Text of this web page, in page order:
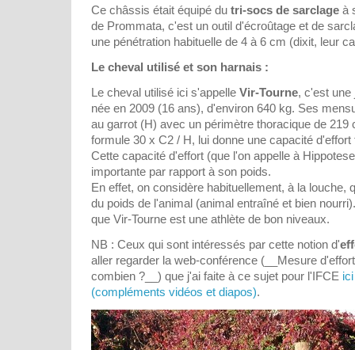
Ce châssis était équipé du tri-socs de sarclage à
de Prommata, c'est un outil d'écroûtage et de
une pénétration habituelle de 4 à 6 cm (dixit, leur
Le cheval utilisé et son harnais :
Le cheval utilisé ici s'appelle Vir-Tourne, c'est une
née en 2009 (16 ans), d'environ 640 kg. Ses
au garrot (H) avec un périmètre thoracique de 219
formule 30 x C2 / H, lui donne une capacité
Cette capacité d'effort (que l'on appelle à
importante par rapport à son poids.
En effet, on considère habituellement, à la louche,
du poids de l'animal (animal entraîné et bien
que Vir-Tourne est une athlète de bon niveaux.
NB : Ceux qui sont intéressés par cette notion d'
aller regarder la web-conférence (__Mesure
combien ?__) que j'ai faite à ce sujet pour l'IFCE
(compléments vidéos et diapos).